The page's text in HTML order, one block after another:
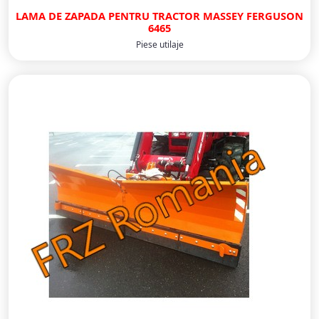
LAMA DE ZAPADA PENTRU TRACTOR MASSEY FERGUSON
6465
Piese utilaje